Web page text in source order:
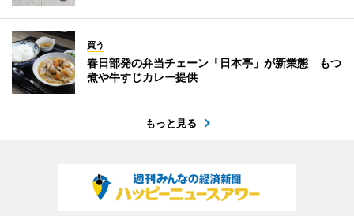
買う
春日部発の弁当チェーン「日本亭」が新業態 もつ
煮や牛すじカレー提供
もっと見る